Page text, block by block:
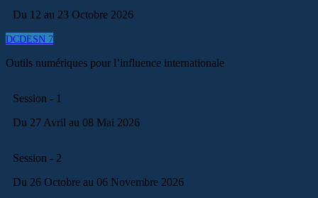
Du 12 au 23 Octobre 2026
DCDESN 7
Outils numériques pour l’influence internationale
Session - 1
Du 27 Avril au 08 Mai 2026
Session - 2
Du 26 Octobre au 06 Novembre 2026